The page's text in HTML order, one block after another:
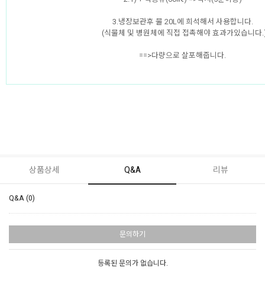
3.냉장보관후 물 20L에 희석해서 사용합니다.
(식물체 및 병원체에 직접 접촉해야 효과가있습니다
==>다량으로 살포해줍니다.
상품상세 Q&A 리뷰
Q&A (0)
문의하기
등록된 문의가 없습니다.